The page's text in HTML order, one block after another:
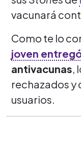
vacunará
Como te lo
joven
antivacunas,
rechazados y
usuarios.